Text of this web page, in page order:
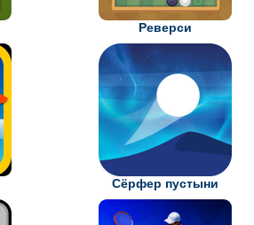
Реверси
Сёрфер пустыни